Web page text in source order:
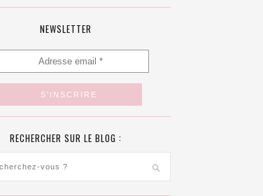
NEWSLETTER
RECHERCHER SUR LE BLOG :